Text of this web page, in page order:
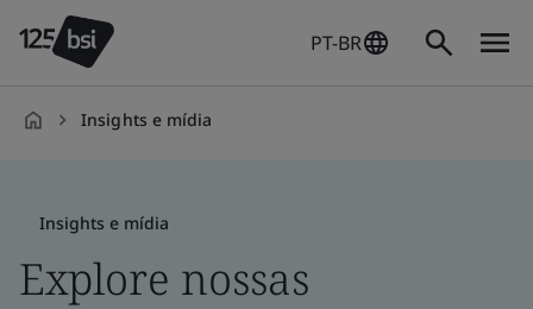
PT-BR
Insights e mídia
Insights e mídia
Explore nossas